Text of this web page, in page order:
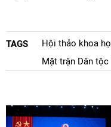
TAGS
Hội thảo khoa
Mặt trận Dân